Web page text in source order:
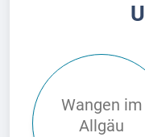
Wangen im
Allgäu